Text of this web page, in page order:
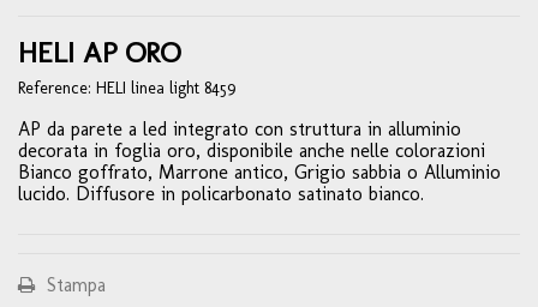
HELI AP ORO
Reference: HELI linea light 8459
AP da parete a led integrato con struttura in alluminio
decorata in foglia oro, disponibile anche nelle colorazioni
Bianco goffrato, Marrone antico, Grigio sabbia o Alluminio
lucido. Diffusore in policarbonato satinato bianco.
Stampa